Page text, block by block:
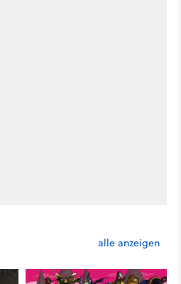
alle anzeigen